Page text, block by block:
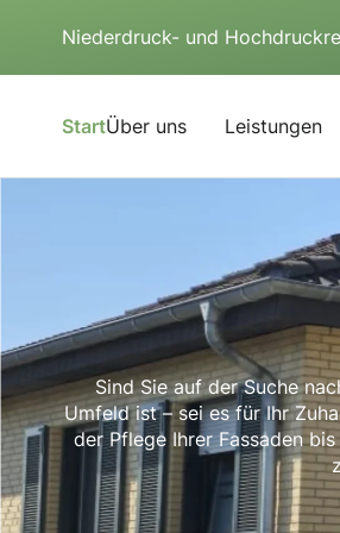
Niederdruck- und
StartÜber uns Leistungen
Sind Sie auf der Suche
Umfeld ist – sei es für Ihr
der Pflege Ihrer Fassaden